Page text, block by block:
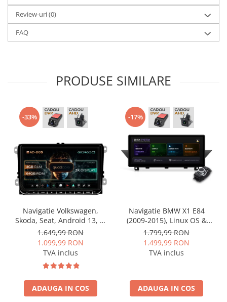
Review-uri(0)
FAQ
PRODUSE SIMILARE
-33%
Navigatie Volkswagen,
Skoda, Seat, Android 13, S-
Quadcore / 4GB RAM +
64GB ROM, 9 Inch - AD-
BGSW94L
1.649,99 RON
1.099,99 RON
TVA inclus
ADAUGA IN COS
-17%
Navigatie BMW X1 E84
(2009-2015), Linux OS &
OEM, Varianta iDrive,
CarPlay & Android Auto
Wireless, MirrorLink,
BGRKITBM004
1.799,99 RON
1.499,99 RON
TVA inclus
ADAUGA IN COS